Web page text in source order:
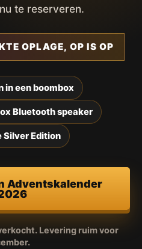
te reserveren.
OPLAGE, OP IS OP
in een boombox
Bluetooth speaker
Silver Edition
Adventskalender
Levering ruim voor